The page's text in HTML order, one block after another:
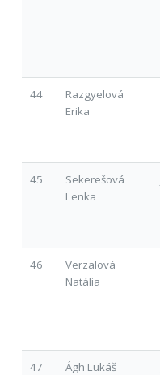
44
Razgyelová
Erika
45
Sekerešová
Lenka
46
Verzalová
Natália
47 Ágh Lukáš